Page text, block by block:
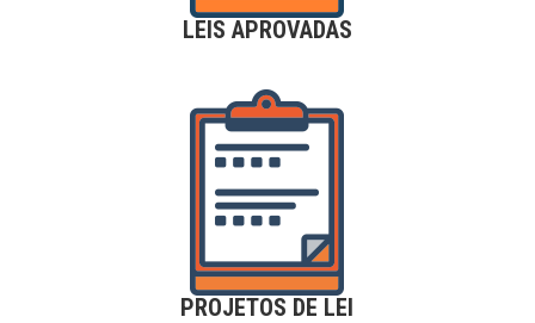
LEIS APROVADAS
PROJETOS DE LEI